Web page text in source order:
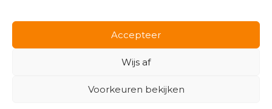
Accepteer
Wijs af
Voorkeuren bekijken
Instagram